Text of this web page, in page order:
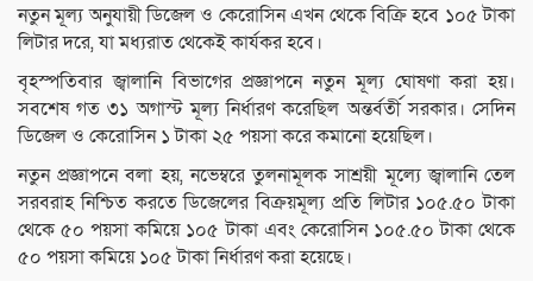
নতুন মূল্য অনুযায়ী ডিজেল ও কেরোসিন এখন থেকে বিক্রি হবে ১০৫ টাকা
লিটার দরে, যা মধ্যরাত থেকেই কার্যকর হবে।
বৃহস্পতিবার জ্বালানি বিভাগের প্রজ্ঞাপনে নতুন মূল্য ঘোষণা করা হয়।
সবশেষ গত ৩১ অগাস্ট মূল্য নির্ধারণ করেছিল অন্তর্বর্তী সরকার। সেদিন
ডিজেল ও কেরোসিন ১ টাকা ২৫ পয়সা করে কমানো হয়েছিল।
নতুন প্রজ্ঞাপনে বলা হয়, নভেম্বরে তুলনামূলক সাশ্রয়ী মূল্যে জ্বালানি তেল
সরবরাহ নিশ্চিত করতে ডিজেলের বিক্রয়মূল্য প্রতি লিটার ১০৫.৫০ টাকা
থেকে ৫০ পয়সা কমিয়ে ১০৫ টাকা এবং কেরোসিন ১০৫.৫০ টাকা থেকে
৫০ পয়সা কমিয়ে ১০৫ টাকা নির্ধারণ করা হয়েছে।